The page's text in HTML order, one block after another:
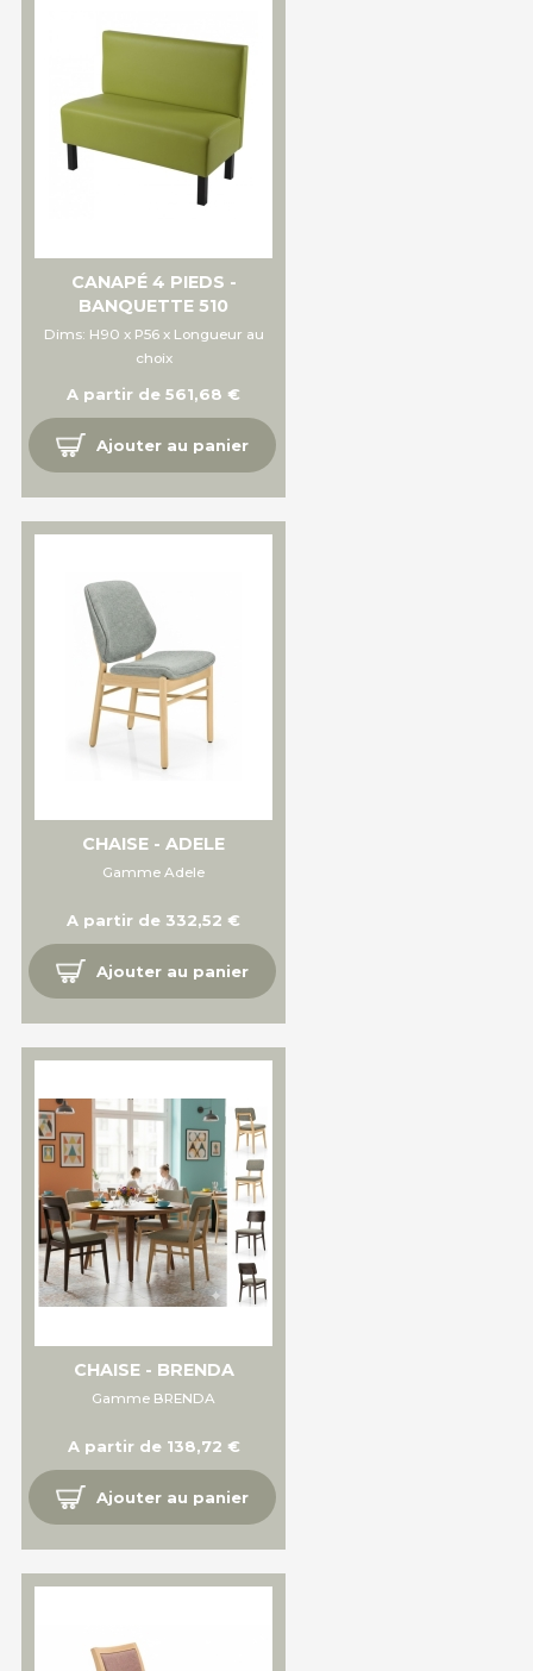
CANAPÉ 4 PIEDS -
BANQUETTE 510
Dims: H90 x P56 x Longueur au
choix
A partir de 561,68 €
Ajouter au panier
CHAISE - ADELE
Gamme Adele
A partir de 332,52 €
Ajouter au panier
CHAISE - BRENDA
Gamme BRENDA
A partir de 138,72 €
Ajouter au panier